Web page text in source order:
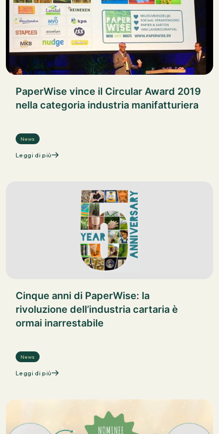
PaperWise vince il Circular Award 2019
nella categoria industria manifatturiera
News
Leggi di più
Cinque anni di PaperWise: la
rivoluzione dell’industria cartaria è
ormai inarrestabile
News
Leggi di più